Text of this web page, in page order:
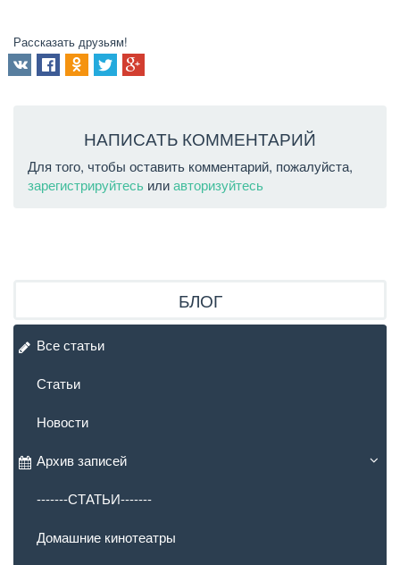
Рассказать друзьям!
НАПИСАТЬ КОММЕНТАРИЙ
Для того, чтобы оставить комментарий, пожалуйста,
зарегистрируйтесь илиавторизуйтесь
БЛОГ
Все статьи
Статьи
Новости
Архив записей
-------СТАТЬИ-------
Домашние кинотеатры